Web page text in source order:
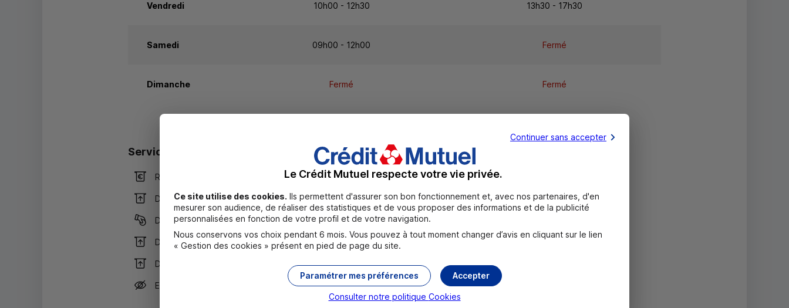
Vendredi 10h00 - 12h30 13h30 - 17h30
Samedi 09h00 - 12h00 Fermé
Dimanche Fermé Fermé
Services
Retrait de billets EUR
Dépôt valorisé de billets EUR
Dépôt de monnaie EUR
Dépôt valorisé de chèques EUR
Dépôt de chèques EUR
Equipement pour déficients visuels
Continuer sans accepter
Le Crédit Mutuel respecte votre vie privée.
Ce site utilise des cookies. Ils permettent d'assurer son bon fonctionnement et, avec nos partenaires, d'en
mesurer son audience, de réaliser des statistiques et de vous proposer des informations et de la publicité
personnalisées en fonction de votre profil et de votre navigation.
Nous conservons vos choix pendant 6 mois. Vous pouvez à tout moment changer d’avis en cliquant sur le lien
« Gestion des cookies » présent en pied de page du site.
Accepter
Paramétrer mes préférences
Consulter notre politique Cookies